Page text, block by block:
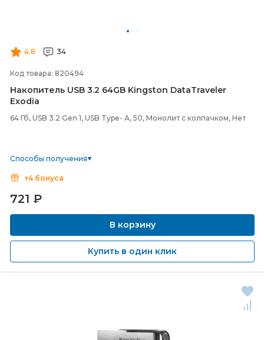
4.8 34
Код товара: 820494
Накопитель USB 3.2 64GB Kingston DataTraveler
Exodia
64 Гб, USB 3.2 Gen 1, USB Type- A, 50, Монолит с колпачком, Нет
Способы получения
+4 бонуса
721 ₽
В корзину
Купить в один клик